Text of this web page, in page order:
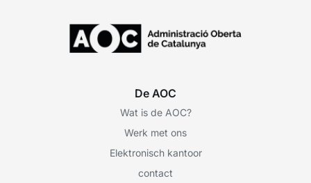
De AOC
Wat is de AOC?
Werk met ons
Elektronisch kantoor
contact